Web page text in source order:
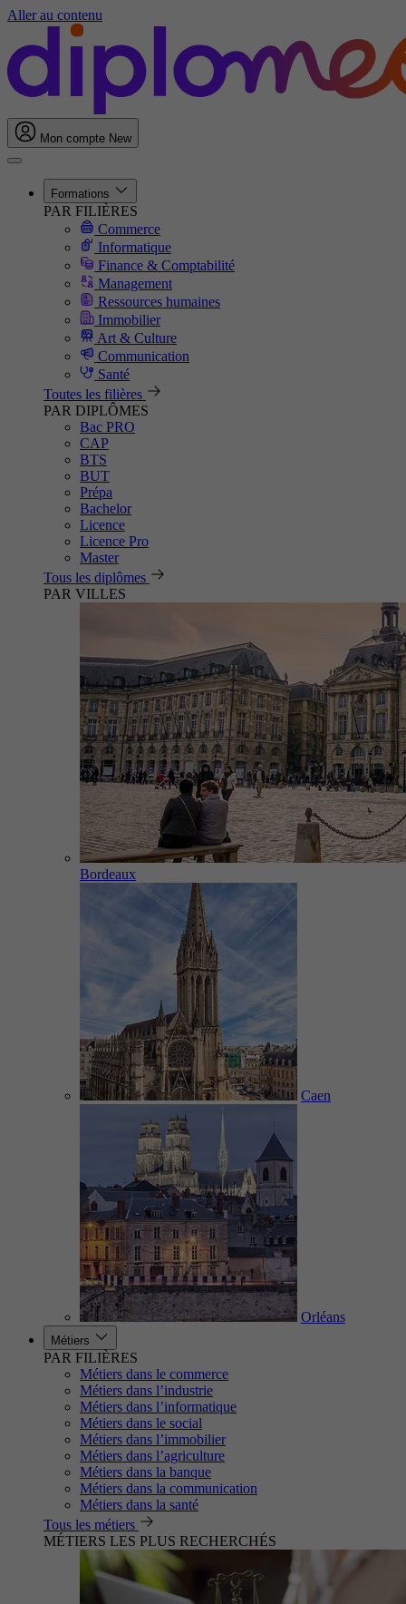
Aller au contenu
Mon compte New
Formations
PAR FILIÈRES
Commerce
Informatique
Finance & Comptabilité
Management
Ressources humaines
Immobilier
Art & Culture
Communication
Santé
Toutes les filières
PAR DIPLÔMES
Bac PRO
CAP
BTS
BUT
Prépa
Bachelor
Licence
Licence Pro
Master
Tous les diplômes
PAR VILLES
Bordeaux
Caen
Orléans
Métiers
PAR FILIÈRES
Métiers dans le commerce
Métiers dans l’industrie
Métiers dans l’informatique
Métiers dans le social
Métiers dans l’immobilier
Métiers dans l’agriculture
Métiers dans la banque
Métiers dans la communication
Métiers dans la santé
Tous les métiers
MÉTIERS LES PLUS RECHERCHÉS